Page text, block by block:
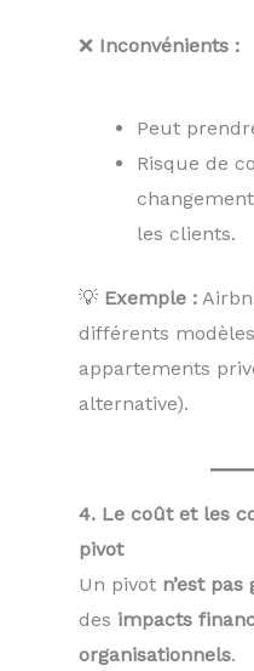
❌ Inconvénients :
Peut
Risque de
les clients.
💡 Exemple :
différents
appartements
alternative).
4. Le coût et les
pivot
Un pivot n’est
des impacts
organisationnels.